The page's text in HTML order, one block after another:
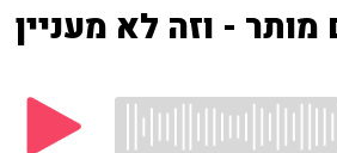
- וזה לא מעניין